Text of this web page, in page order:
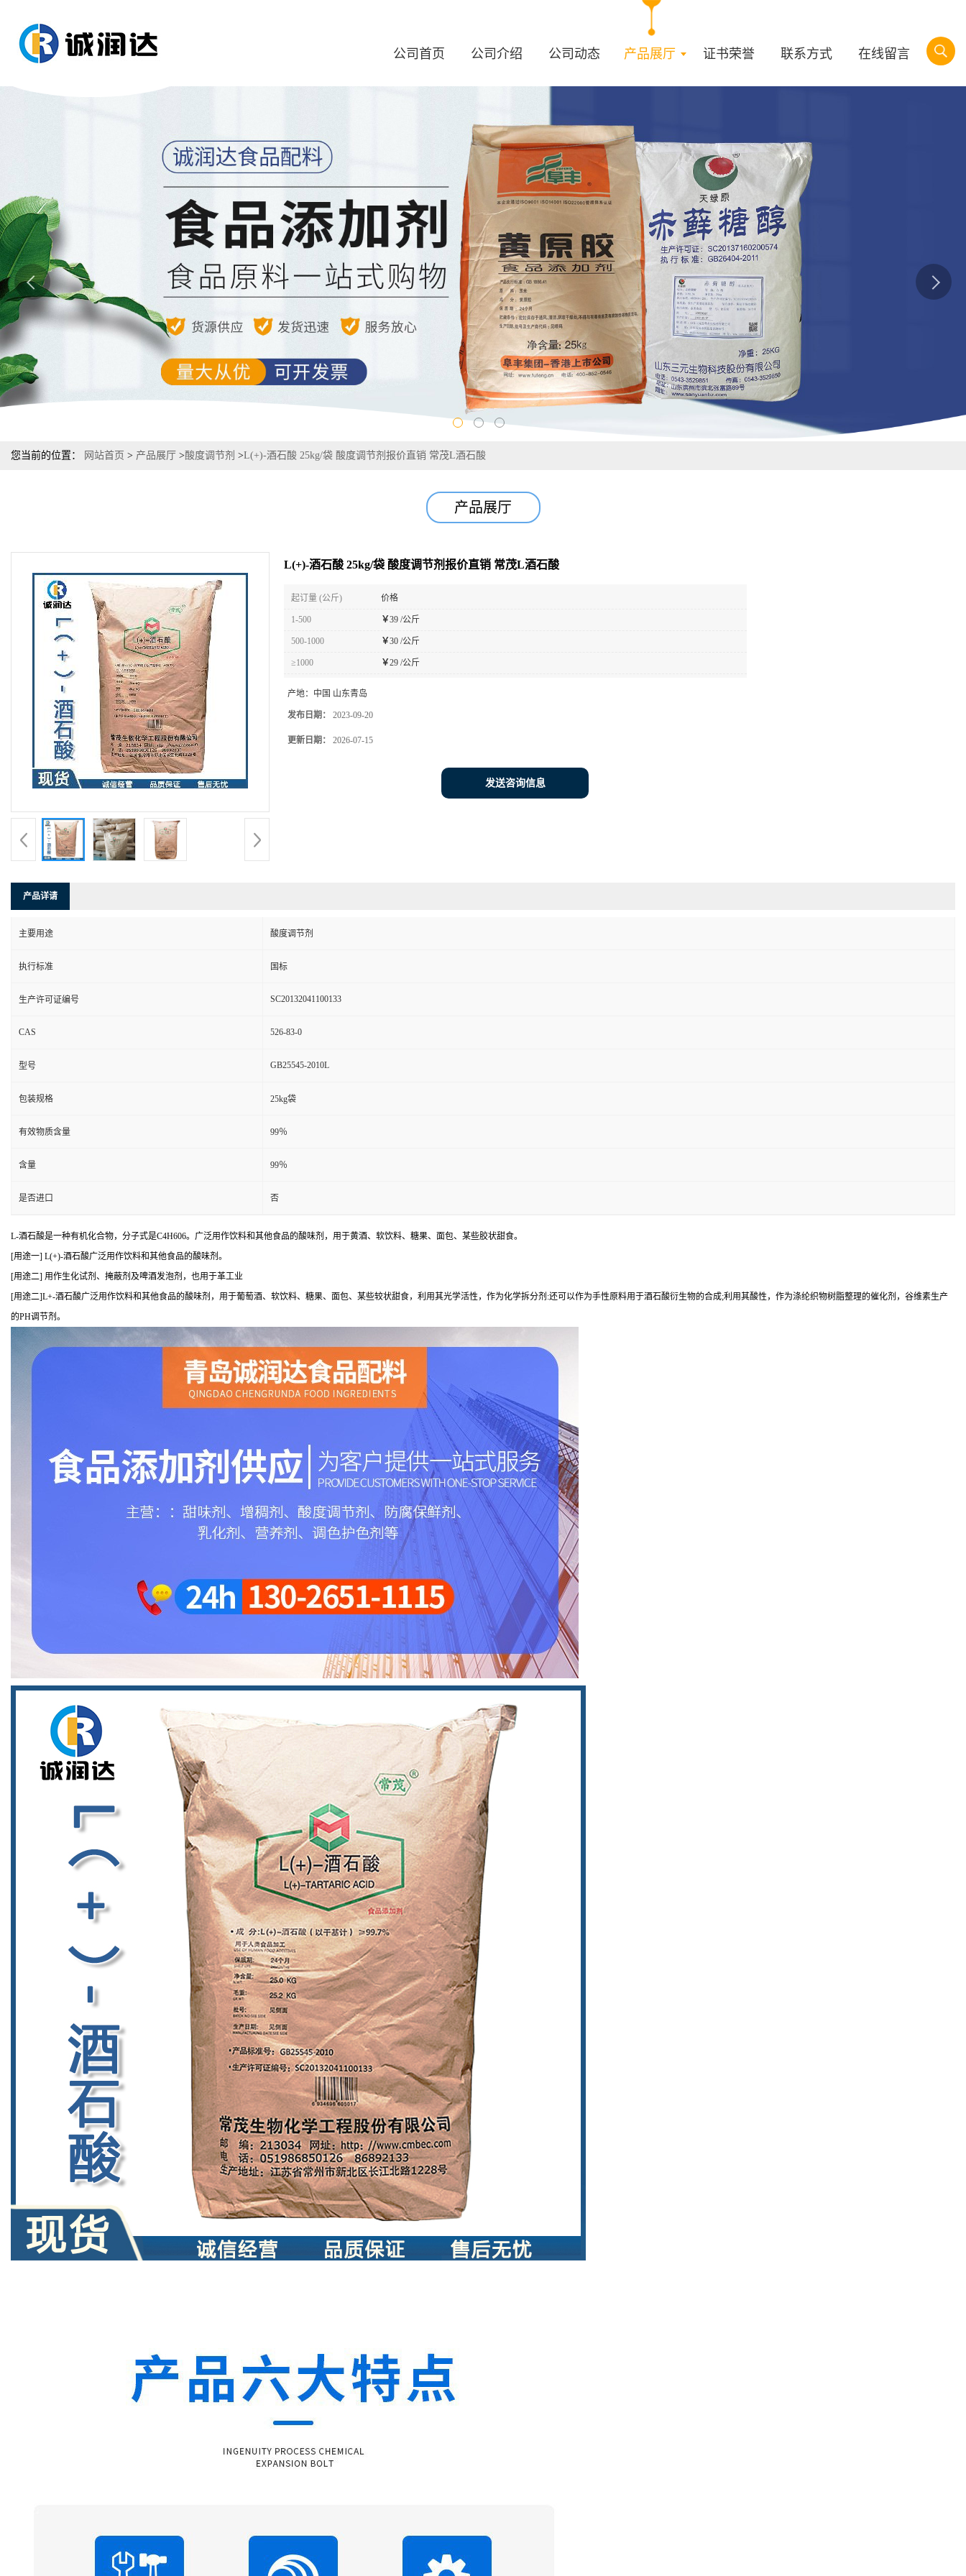
公司首页 公司介绍 公司动态 产品展厅 证书荣誉 联系方式 在线留言
您当前的位置： 网站首页 > 产品展厅 >酸度调节剂 >L(+)-酒石酸 25kg/袋 酸度调节剂报价直销 常茂L酒石酸
产品展厅
L(+)-酒石酸 25kg/袋 酸度调节剂报价直销 常茂L酒石酸
起订量 (公斤) 价格
1-500 ￥39 /公斤
500-1000 ￥30 /公斤
≥1000 ￥29 /公斤
产地： 中国 山东青岛
发布日期： 2023-09-20
更新日期： 2026-07-15
发送咨询信息
产品详请
主要用途 酸度调节剂
执行标准 国标
生产许可证编号 SC20132041100133
CAS 526-83-0
型号 GB25545-2010L
包装规格 25kg袋
有效物质含量 99％
含量 99％
是否进口 否
L-酒石酸是一种有机化合物，分子式是C4H606。广泛用作饮料和其他食品的酸味剂，用于黄酒、软饮料、糖果、面包、某些胶状甜食。
[用途一] L(+)-酒石酸广泛用作饮料和其他食品的酸味剂。
[用途二] 用作生化试剂、掩蔽剂及啤酒发泡剂，也用于革工业
[用途二]L+-酒石酸广泛用作饮料和其他食品的酸味剂，用于葡萄酒、软饮料、糖果、面包、某些较状甜食，利用其光学活性，作为化学拆分剂:还可以作为手性原料用于酒石酸衍生物的合成;利用其酸性，作为涤纶织物树脂整理的催化剂，谷维素生产
的PH调节剂。